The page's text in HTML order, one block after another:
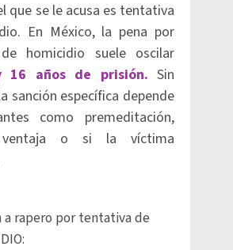
que se le acusa es tentativa
En México, la pena por
homicidio suele oscilar
16 años de prisión. Sin
sanción específica depende
como premeditación,
ventaja o si la víctima
a rapero por tentativa de